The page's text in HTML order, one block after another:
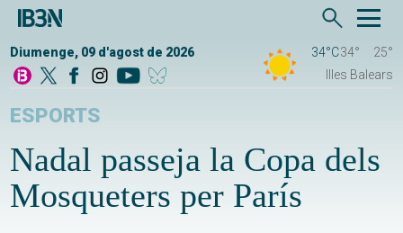
Diumenge, 09 d'agost de 2026 34°C34°
25°
Illes Balears
ESPORTS
Nadal passeja la Copa dels
Mosqueters per París